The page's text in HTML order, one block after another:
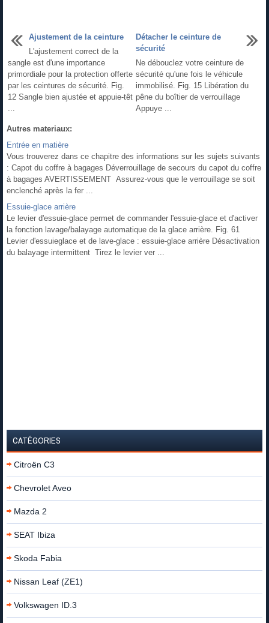
Ajustement de la ceinture
L'ajustement correct de la
sangle est d'une importance
primordiale pour la protection offerte
par les ceintures de sécurité. Fig.
12 Sangle bien ajustée et appuie-têt
...
Détacher le ceinture de
sécurité
Ne débouclez votre ceinture de
sécurité qu'une fois le véhicule
immobilisé. Fig. 15 Libération du
pêne du boîtier de verrouillage
Appuye ...
Autres materiaux:
Entrée en matière
Vous trouverez dans ce chapitre des informations sur les sujets suivants
: Capot du coffre à bagages Déverrouillage de secours du capot du coffre
à bagages AVERTISSEMENT Assurez-vous que le verrouillage se soit
enclenché après la fer ...
Essuie-glace arrière
Le levier d'essuie-glace permet de commander l'essuie-glace et d'activer
la fonction lavage/balayage automatique de la glace arrière. Fig. 61
Levier d'essuieglace et de lave-glace : essuie-glace arrière Désactivation
du balayage intermittent Tirez le levier ver ...
CATÉGORIES
Citroën C3
Chevrolet Aveo
Mazda 2
SEAT Ibiza
Skoda Fabia
Nissan Leaf (ZE1)
Volkswagen ID.3